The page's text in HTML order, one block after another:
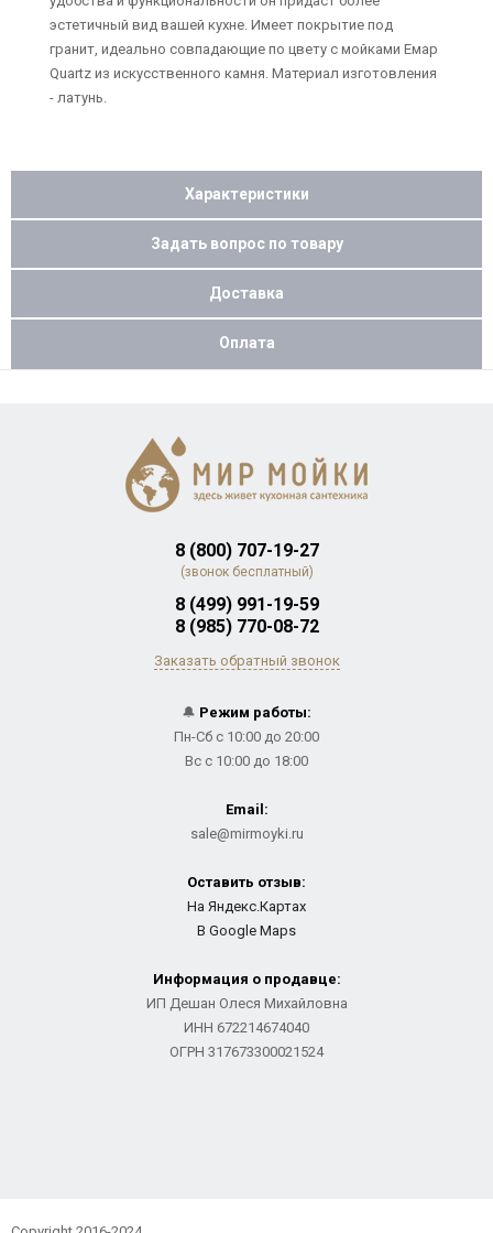
эстетичный вид вашей кухне. Имеет покрытие под
гранит, идеально совпадающие по цвету с мойками Емар
Quartz из искусственного камня. Материал изготовления
- латунь.
Характеристики
Задать вопрос по товару
Доставка
Оплата
8 (800) 707-19-27
(звонок бесплатный)
8 (499) 991-19-59
8 (985) 770-08-72
Заказать обратный звонок
🔔 Режим работы:
Пн-Сб с 10:00 до 20:00
Вс с 10:00 до 18:00
Email:
sale@mirmoyki.ru
Оставить отзыв:
На Яндекс.Картах
В Google Maps
Информация о продавце:
ИП Дешан Олеся Михайловна
ИНН 672214674040
ОГРН 317673300021524